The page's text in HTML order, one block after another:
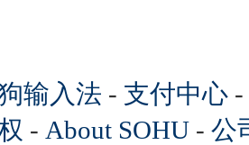
输入法 - 支付中心 -
- About SOHU - 公